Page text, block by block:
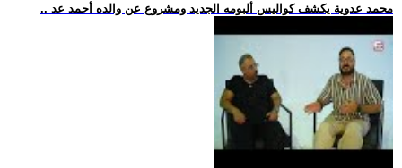
.. محمد عدوية يكشف كواليس ألبومه الجديد ومشروع عن والده أحمد عد